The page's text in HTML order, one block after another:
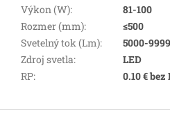
Výkon (W):
81-100
Rozmer (mm):
≤500
Svetelný tok (Lm):
5000-9999
Zdroj svetla:
LED
RP: 0.10 € bez